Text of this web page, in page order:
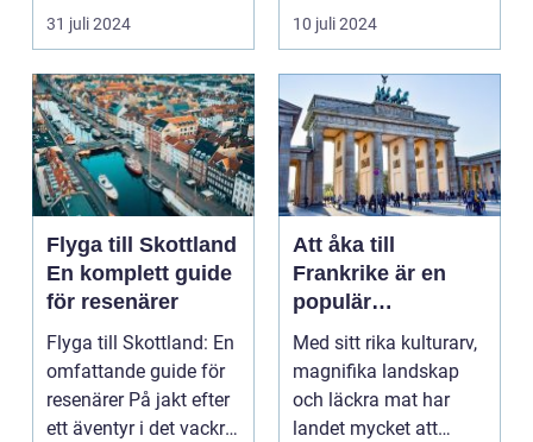
harmonisk...
31 juli 2024 10 juli 2024
Flyga till Skottland
En komplett guide
för resenärer
Flyga till Skottland: En
omfattande guide för
resenärer På jakt efter
ett äventyr i det vackra
Att åka till
Frankrike är en
populär
destination för
många resenärer
Med sitt rika kulturarv,
magnifika landskap
och läckra mat har
landet mycket att